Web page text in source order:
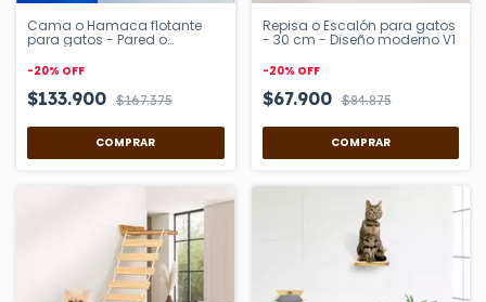
Cama o Hamaca flotante
para gatos - Pared o
-20% OFF
$133.900 $167.375
COMPRAR
Repisa o Escalón para gatos
- 30 cm - Diseño moderno V1
-20% OFF
$67.900 $84.875